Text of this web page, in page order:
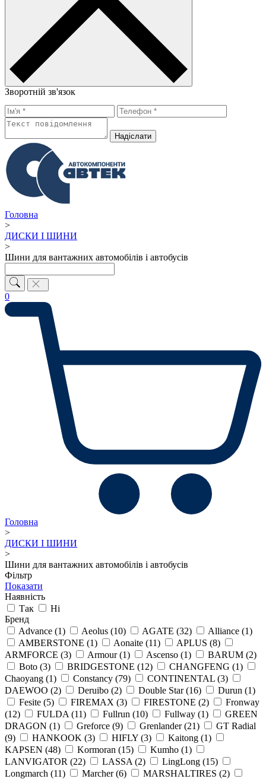
Зворотній зв'язок
Надiслати
Головна
>
ДИСКИ І ШИНИ
>
Шини для вантажних автомобілів і автобусів
0
Головна
>
ДИСКИ І ШИНИ
>
Шини для вантажних автомобілів і автобусів
Фільтр
Показати
Наявність
Так
Ні
Бренд
Advance (1) Aeolus (10) AGATE (32) Alliance (1)
AMBERSTONE (1) Aonaite (11) APLUS (8)
ARMFORCE (3) Armour(1) Ascenso (1) BARUM (2)
Boto (3) BRIDGESTONE (12) CHANGFENG (1)
Chaoyang (1) Constancy (79) CONTINENTAL (3)
DAEWOO (2) Deruibo (2) Double Star(16) Durun (1)
Fesite (5) FIREMAX (3) FIRESTONE (2)
Fronway
(12)
FULDA (11) Fullrun (10) Fullway (1)
GREEN
DRAGON (1) Greforce (9) Grenlander(21)
GT Radial
(9)
HANKOOK (3) HIFLY (3) Kaitong (1)
KAPSEN (48) Kormoran (15) Kumho (1)
LANVIGATOR (22) LASSA (2) LingLong (15)
Longmarch (11) Marcher(6) MARSHALTIRES (2)